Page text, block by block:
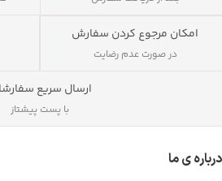
امکان مرجوع کردن سفارش
در صورت عدم رضایت
ارسال سریع
با پست پیشتاز
درباره ی ما